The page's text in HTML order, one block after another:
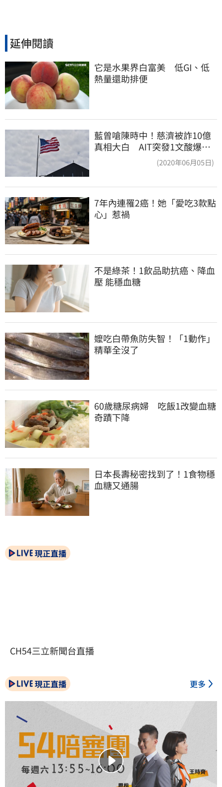
延伸閱讀
它是水果界白富美　低GI、低
熱量還助排便
藍曾嗆陳時中！慈濟被詐10億
真相大白 AIT突發1文酸爆…
(2020年06月05日)
7年內連罹2癌！她「愛吃3款點
心」惹禍
不是綠茶！1飲品助抗癌、降血
壓 能穩血糖
嬤吃白帶魚防失智！「1動作」
精華全沒了
60歲糖尿病婦　吃飯1改變血糖
奇蹟下降
日本長壽秘密找到了！1食物穩
血糖又通腸
現正直播
CH54三立新聞台直播
現正直播 更多